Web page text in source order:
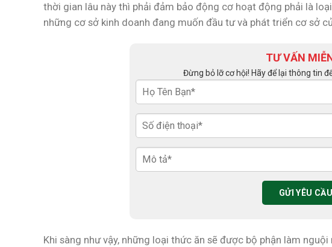
thời gian lâu này thì phải đảm bảo động cơ hoạt động phải là
những cơ sở kinh doanh đang muốn đầu tư và phát triển cơ sở
TƯ VẤN
Đừng bỏ lỡ cơ hội! Hãy để lại thông tin
Khi sàng như vậy, những loại thức ăn sẽ được bộ phận làm